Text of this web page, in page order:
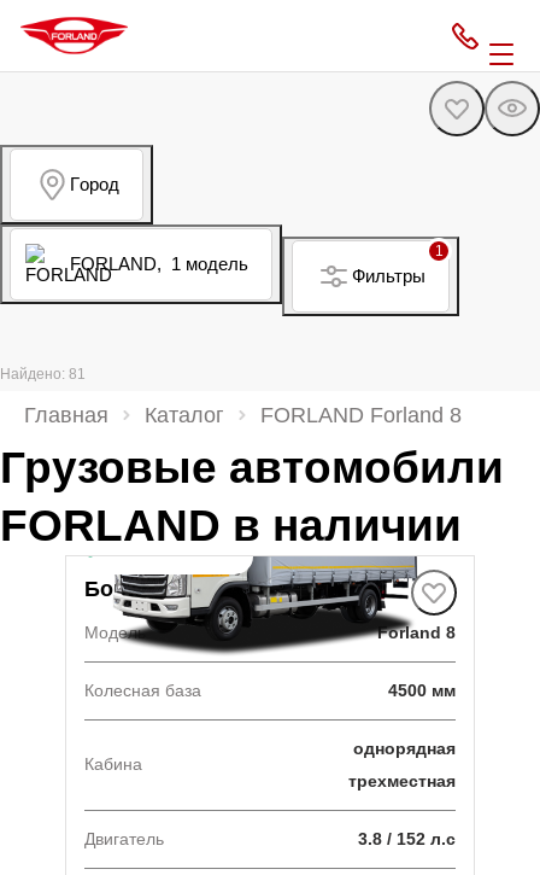
Город
FORLAND, 1 модель
1
Фильтры
Найдено: 81
Главная Каталог FORLAND Forland 8
Грузовые автомобили
FORLAND в наличии
Борт-штора
Модель Forland 8
Колесная база 4500 мм
Кабина
однорядная
трехместная
Двигатель 3.8 / 152 л.с